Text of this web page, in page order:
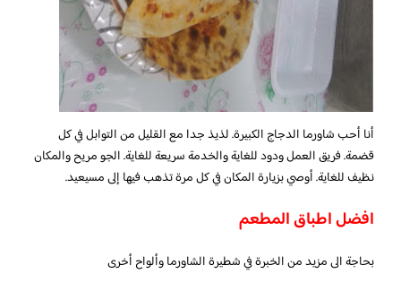
أنا أحب شاورما الدجاج الكبيرة. لذيذ جدا مع القليل من التوابل في كل
قضمة. فريق العمل ودود للغاية والخدمة سريعة للغاية. الجو مريح والمكان
نظيف للغاية. أوصي بزيارة المكان في كل مرة تذهب فيها إلى مسيعيد.
افضل اطباق المطعم
بحاجة الى مزيد من الخبرة في شطيرة الشاورما وألواح أخرى